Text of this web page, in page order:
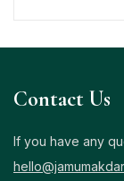
Contact Us
If you have any